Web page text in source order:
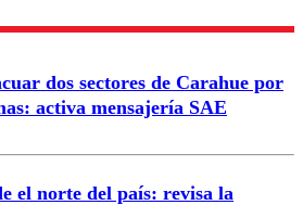
dos sectores de Carahue por
activa mensajería SAE
el norte del país: revisa la